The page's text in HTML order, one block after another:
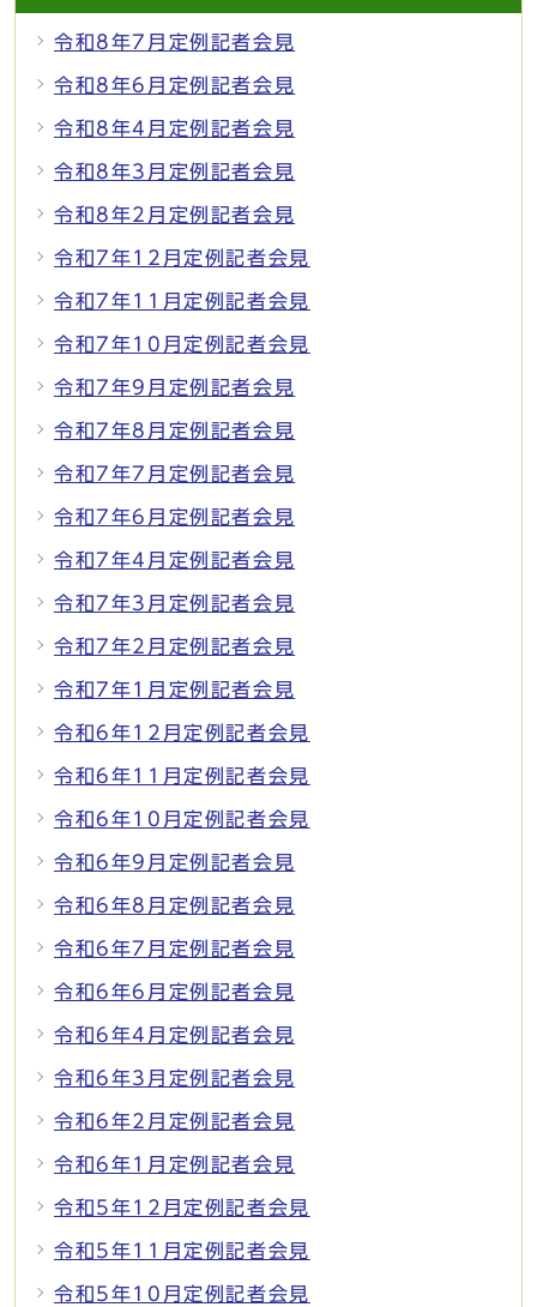
令和8年7月定例記者会見
令和8年6月定例記者会見
令和8年4月定例記者会見
令和8年3月定例記者会見
令和8年2月定例記者会見
令和7年12月定例記者会見
令和7年11月定例記者会見
令和7年10月定例記者会見
令和7年9月定例記者会見
令和7年8月定例記者会見
令和7年7月定例記者会見
令和7年6月定例記者会見
令和7年4月定例記者会見
令和7年3月定例記者会見
令和7年2月定例記者会見
令和7年1月定例記者会見
令和6年12月定例記者会見
令和6年11月定例記者会見
令和6年10月定例記者会見
令和6年9月定例記者会見
令和6年8月定例記者会見
令和6年7月定例記者会見
令和6年6月定例記者会見
令和6年4月定例記者会見
令和6年3月定例記者会見
令和6年2月定例記者会見
令和6年1月定例記者会見
令和5年12月定例記者会見
令和5年11月定例記者会見
令和5年10月定例記者会見